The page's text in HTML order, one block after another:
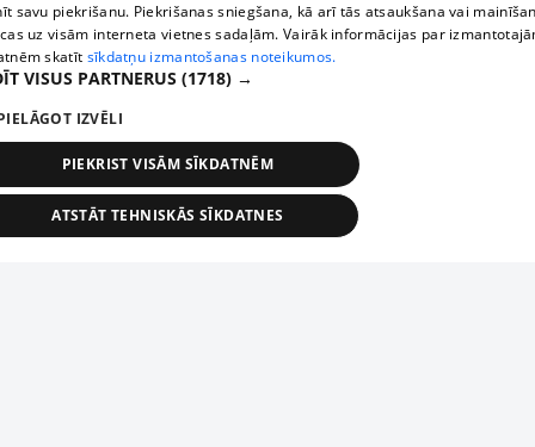
savu piekrišanu. Piekrišanas sniegšana, kā arī tās atsaukšana vai
uz visām interneta vietnes sadaļām. Vairāk informācijas par
skatīt sīkdatņu izmantošanas noteikumos.
VISUS PARTNERUS (1718) →
IZVĒLI
PIEKRIST VISĀM SĪKDATNĒM
ATSTĀT TEHNISKĀS SĪKDATNES